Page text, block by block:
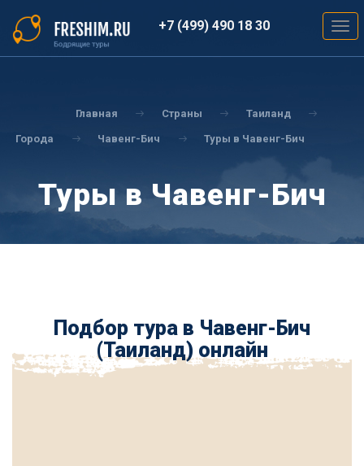
основному
содержанию
+7 (499) 490 18 30
Главная Страны Таиланд
Города Чавенг-Бич Туры в Чавенг-Бич
Туры в Чавенг-Бич
Подбор тура в Чавенг-Бич
(Таиланд) онлайн